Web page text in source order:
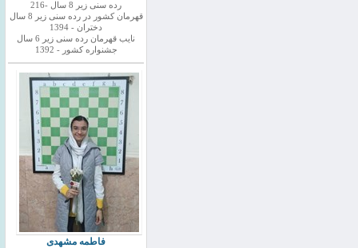
رده سنی زیر 8 سال -216
قهرمان کشور در رده سنی زیر 8 سال
دختران - 1394
نایب قهرمان رده سنی زیر 6 سال
جشنواره کشور - 1392
فاطمه مشهدی